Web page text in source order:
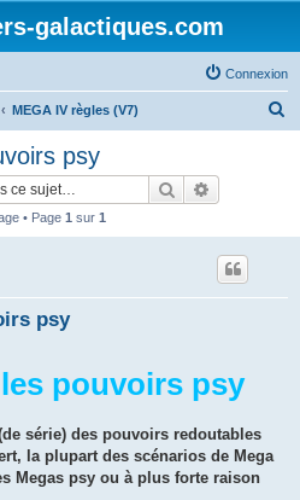
galactiques.com
Connexion
MEGA IV règles (V7)
psy
Rechercher
• Page 1 sur 1
psy
pouvoirs psy
série) des pouvoirs redoutables
la plupart des scénarios de Mega
Megas psy ou à plus forte raison